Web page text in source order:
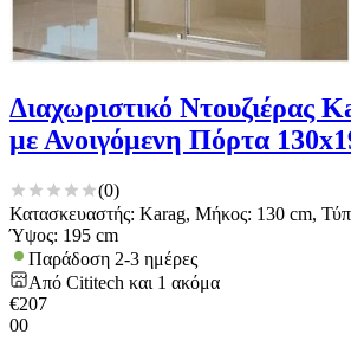
Διαχωριστικό Ντουζιέρας
με Ανοιγόμενη Πόρτα
(0)
Κατασκευαστής: Karag, Μήκος: 130 cm,
Ύψος: 195 cm
Παράδοση 2-3 ημέρες
Από Cititech και 1 ακόμα
€207
00